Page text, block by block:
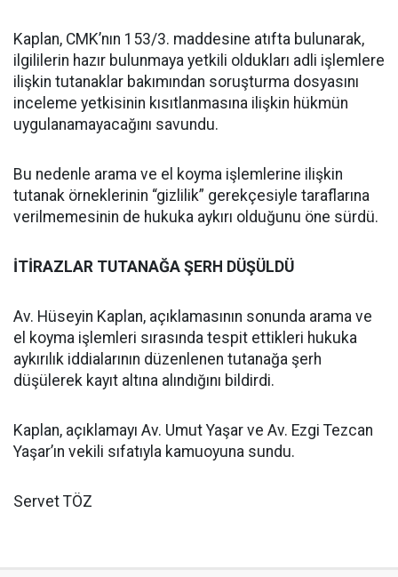
Kaplan, CMK’nın 153/3. maddesine atıfta bulunarak,
ilgililerin hazır bulunmaya yetkili oldukları adli işlemlere
ilişkin tutanaklar bakımından soruşturma dosyasını
inceleme yetkisinin kısıtlanmasına ilişkin hükmün
uygulanamayacağını savundu.
Bu nedenle arama ve el koyma işlemlerine ilişkin
tutanak örneklerinin “gizlilik” gerekçesiyle taraflarına
verilmemesinin de hukuka aykırı olduğunu öne sürdü.
İTİRAZLAR TUTANAĞA ŞERH DÜŞÜLDÜ
Av. Hüseyin Kaplan, açıklamasının sonunda arama ve
el koyma işlemleri sırasında tespit ettikleri hukuka
aykırılık iddialarının düzenlenen tutanağa şerh
düşülerek kayıt altına alındığını bildirdi.
Kaplan, açıklamayı Av. Umut Yaşar ve Av. Ezgi Tezcan
Yaşar’ın vekili sıfatıyla kamuoyuna sundu.
Servet TÖZ